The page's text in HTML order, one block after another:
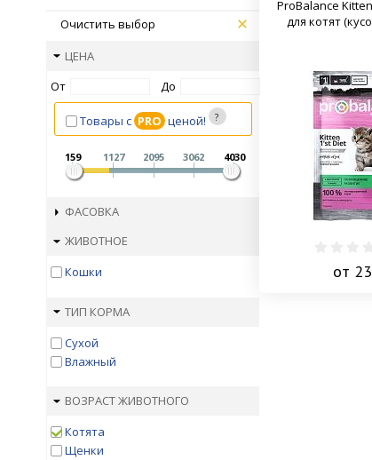
Очистить выбор
ЦЕНА
От
До
Товары с PRO ценой!
159 1127 2095 3062 4030
ФАСОВКА
ЖИВОТНОЕ
Кошки
ТИП КОРМА
Сухой
Влажный
ВОЗРАСТ ЖИВОТНОГО
Котята
Щенки
ProBalance
для котят
от